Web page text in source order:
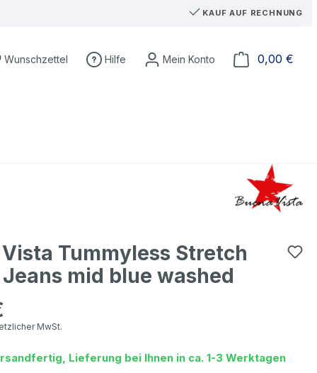
KAUF AUF RECHNUNG
Du hast 0 Produkte auf dem Merkzettel
Wunschzettel Hilfe 0,00 €
Tummyless Stretch
mid blue washed
MwSt.
Lieferung bei Ihnen in ca. 1-3 Werktagen